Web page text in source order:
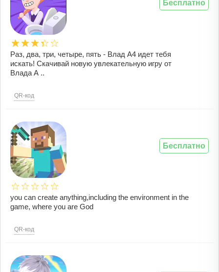
Раз, два, три, четыре, пять - Влад А4 идет тебя
искать! Скачивай новую увлекательную игру от
Влада А ..
QR-код
Бесплатно
you can create anything,including the environment in the
game, where you are God
QR-код
Бесплатно